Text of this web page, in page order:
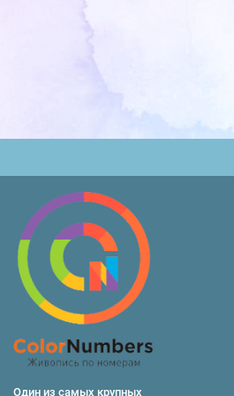
40х50 см
Один из самых крупных